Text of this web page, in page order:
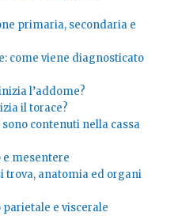
primaria, secondaria e
come viene diagnosticato
l’addome?
il torace?
contenuti nella cassa
mesentere
trova, anatomia ed organi
e viscerale